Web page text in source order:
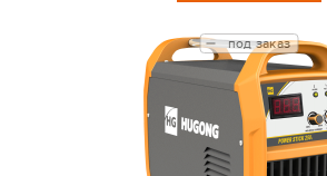
под заказ